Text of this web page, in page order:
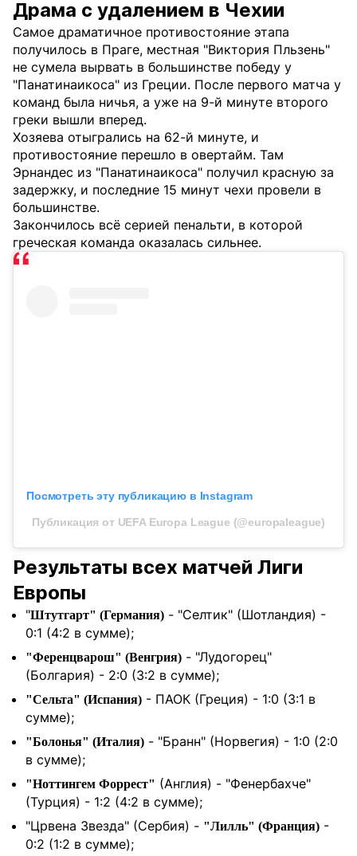
Драма с удалением в Чехии
Самое драматичное противостояние этапа
получилось в Праге, местная "Виктория Пльзень"
не сумела вырвать в большинстве победу у
"Панатинаикоса" из Греции. После первого матча у
команд была ничья, а уже на 9-й минуте второго
греки вышли вперед.
Хозяева отыгрались на 62-й минуте, и
противостояние перешло в овертайм. Там
Эрнандес из "Панатинаикоса" получил красную за
задержку, и последние 15 минут чехи провели в
большинстве.
Закончилось всё серией пенальти, в которой
греческая команда оказалась сильнее.
Посмотреть эту публикацию в Instagram
Публикация от UEFA Europa League (@europaleague)
Результаты всех матчей Лиги
Европы
"Штутгарт" (Германия) - "Селтик" (Шотландия) -
0:1 (4:2 в сумме);
"Ференцварош" (Венгрия) - "Лудогорец"
(Болгария) - 2:0 (3:2 в сумме);
"Сельта" (Испания) - ПАОК (Греция) - 1:0 (3:1 в
сумме);
"Болонья" (Италия) - "Бранн" (Норвегия) - 1:0 (2:0
в сумме);
"Ноттингем Форрест" (Англия) - "Фенербахче"
(Турция) - 1:2 (4:2 в сумме);
"Црвена Звезда" (Сербия) - "Лилль" (Франция) -
0:2 (1:2 в сумме);